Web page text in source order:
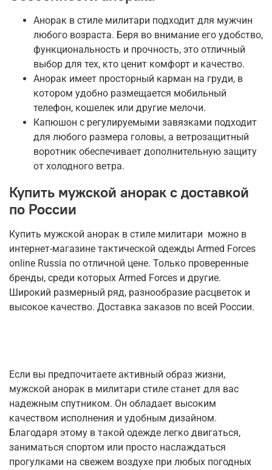
Анорак в стиле милитари подходит для мужчин
любого возраста. Беря во внимание его удобство,
функциональность и прочность, это отличный
выбор для тех, кто ценит комфорт и качество.
Анорак имеет просторный карман на груди, в
котором удобно размещается мобильный
телефон, кошелек или другие мелочи.
Капюшон с регулируемыми завязками подходит
для любого размера головы, а ветрозащитный
воротник обеспечивает дополнительную защиту
от холодного ветра.
Купить мужской анорак с доставкой
по России
Купить мужской анорак в стиле милитари можно в
интернет-магазине тактической одежды Armed Forces
online Russia по отличной цене. Только проверенные
бренды, среди которых Armed Forces и другие.
Широкий размерный ряд, разнообразие расцветок и
высокое качество. Доставка заказов по всей России.
Если вы предпочитаете активный образ жизни,
мужской анорак в милитари стиле станет для вас
надежным спутником. Он обладает высоким
качеством исполнения и удобным дизайном.
Благодаря этому в такой одежде легко двигаться,
заниматься спортом или просто наслаждаться
прогулками на свежем воздухе при любых погодных